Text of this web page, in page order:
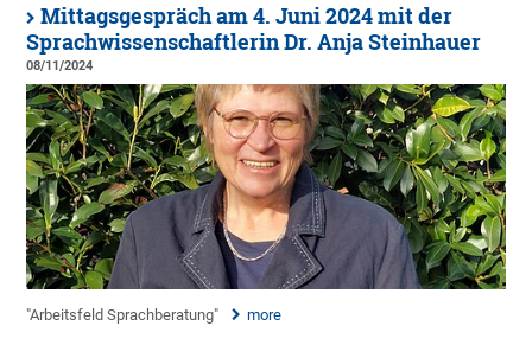
Mittagsgespräch am 4. Juni 2024 mit der
Sprachwissenschaftlerin Dr. Anja Steinhauer
08/11/2024
"Arbeitsfeld Sprachberatung" more